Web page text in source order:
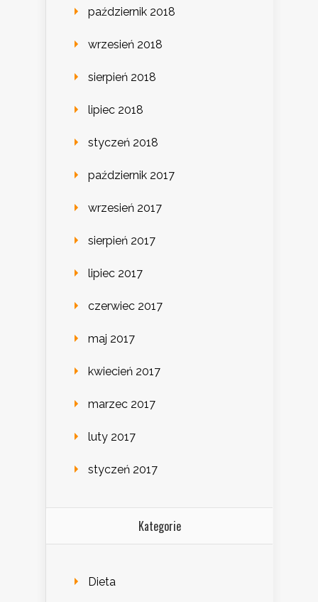
październik 2018
wrzesień 2018
sierpień 2018
lipiec 2018
styczeń 2018
październik 2017
wrzesień 2017
sierpień 2017
lipiec 2017
czerwiec 2017
maj 2017
kwiecień 2017
marzec 2017
luty 2017
styczeń 2017
Kategorie
Dieta